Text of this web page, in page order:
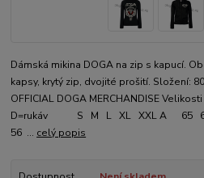
Dámská mikina DOGA na zip s kapucí.
kapsy, krytý zip, dvojité prošití. Složení:
OFFICIAL DOGA MERCHANDISE
D=rukáv S M L XL XXL A 65
56 ... celý popis